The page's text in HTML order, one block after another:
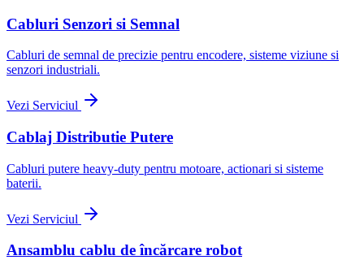
Cabluri Senzori si Semnal
Cabluri de semnal de precizie pentru encodere, sisteme viziune si
senzori industriali.
Vezi Serviciul
Cablaj Distributie Putere
Cabluri putere heavy-duty pentru motoare, actionari si sisteme
baterii.
Vezi Serviciul
Ansamblu cablu de încărcare robot